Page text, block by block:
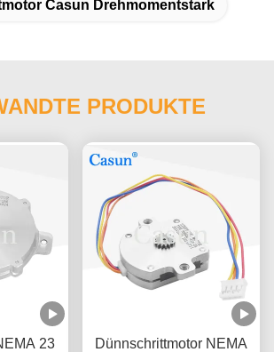
Casun Drehmomentstark
PRODUKTE
23
Dünnschrittmotor NEMA